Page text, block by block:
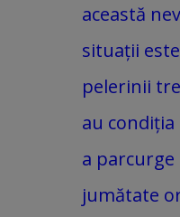
această
situații
pelerinii
au
a parcurge
jumătate